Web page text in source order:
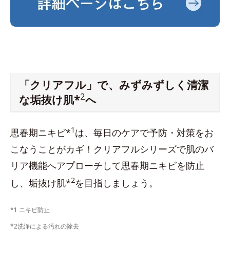
「クリアフル」で、みずみずしく清潔
な垢抜け肌*2へ
思春期ニキビ*1 は、毎日のケアで予防・対策をお
こなうことがカギ！クリアフルシリーズで肌のバ
リア機能へアプローチして思春期ニキビを防止
し、垢抜け肌*2を目指しましょう。
*1 ニキビ防止
*2洗浄による汚れの除去